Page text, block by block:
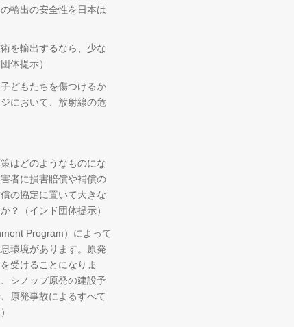
輸出の安全性を日本は
を輸出するなら、少な
体提示）
どもたちを傷つけるか
において、放射線の危
はどのようなものにな
者に損害賠償や補償の
の協定に置いて大きな
？（インド団体提示）
Program）によって
環境があります。原発
受けることになりま
シノップ原発の建設予
原発事故によるすべて